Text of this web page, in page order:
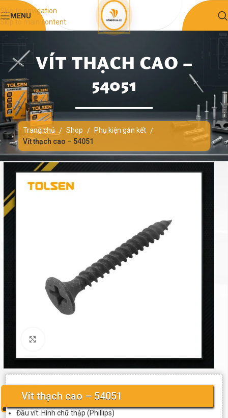
Skip to navigation
Skip to main content
MENU
VÍT THẠCH CAO –
54051
Trang chủ / Shop / Phụ kiện gắn kết /
Vít thạch cao – 54051
Vít thạch cao – 54051
Đầu vít: Hình chữ thập (Phillips)